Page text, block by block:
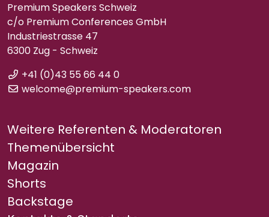
Premium Speakers Schweiz
c/o Premium Conferences GmbH
Industriestrasse 47
6300 Zug - Schweiz
+41 (0)43 55 66 44 0
welcome@premium-speakers.com
Weitere Referenten & Moderatoren
Themenübersicht
Magazin
Shorts
Backstage